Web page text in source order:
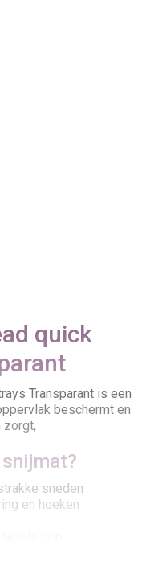
quick
Transparant is een
beschermt en
zorgt,
sneden
en hoeken
creatief gebruik